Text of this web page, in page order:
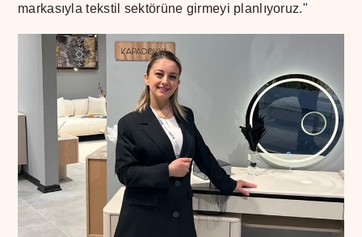
markasıyla tekstil sektörüne girmeyi planlıyoruz."